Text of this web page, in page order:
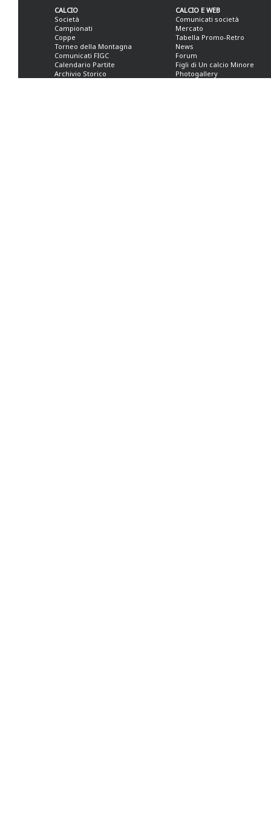
CALCIO
Società
Campionati
Coppe
Torneo della Montagna
Comunicati FIGC
Calendario Partite
Archivio Storico
CALCIO E WEB
Comunicati società
Mercato
Tabella Promo-Retro
News
Forum
Figli di Un calcio Minore
Photogallery